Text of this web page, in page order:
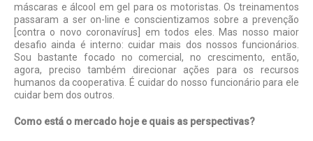
máscaras e álcool em gel para os motoristas. Os treinamentos
passaram a ser on-line e conscientizamos sobre a prevenção
[contra o novo coronavírus] em todos eles. Mas nosso maior
desafio ainda é interno: cuidar mais dos nossos funcionários.
Sou bastante focado no comercial, no crescimento, então,
agora, preciso também direcionar ações para os recursos
humanos da cooperativa. É cuidar do nosso funcionário para ele
cuidar bem dos outros.
Como está o mercado hoje e quais as perspectivas?